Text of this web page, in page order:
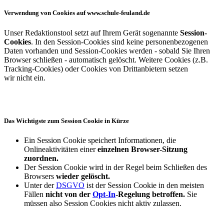
Verwendung von Cookies auf www.schule-feuland.de
Unser Redaktionstool setzt auf Ihrem Gerät sogenannte Session-
Cookies. In den Session-Cookies sind keine personenbezogenen
Daten vorhanden und Session-Cookies werden - sobald Sie Ihren
Browser schließen - automatisch gelöscht. Weitere Cookies (z.B.
Tracking-Cookies) oder Cookies von Drittanbietern setzen
wir nicht ein.
Das Wichtigste zum Session Cookie in Kürze
Ein Session Cookie speichert Informationen, die
Onlineaktivitäten einereinzelnen Browser-Sitzung
zuordnen.
Der Session Cookie wird in der Regel beim Schließen des
Browsers wieder gelöscht.
Unter derDSGVO ist der Session Cookie in den meisten
Fällen nicht von der Opt-In-Regelung betroffen. Sie
müssen also Session Cookies nicht aktiv zulassen.